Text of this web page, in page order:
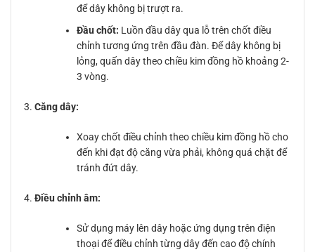
để dây không bị trượt ra.
Đầu chốt: Luồn đầu dây qua lỗ trên chốt điều
chỉnh tương ứng trên đầu đàn. Để dây không bị
lỏng, quấn dây theo chiều kim đồng hồ khoảng 2-
3 vòng.
Căng dây:
Xoay chốt điều chỉnh theo chiều kim đồng hồ cho
đến khi đạt độ căng vừa phải, không quá chặt để
tránh đứt dây.
Điều chỉnh âm:
Sử dụng máy lên dây hoặc ứng dụng trên điện
thoại để điều chỉnh từng dây đến cao độ chính